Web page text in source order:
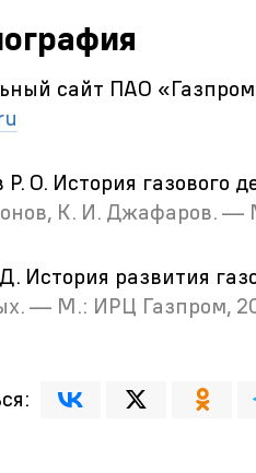
сайт ПАО
О. История газового
К. И. Джафаров. —
История развития
— М.: ИРЦ Газпром,